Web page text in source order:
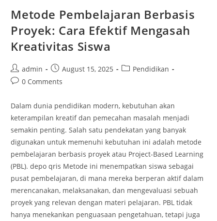
Metode Pembelajaran Berbasis
Proyek: Cara Efektif Mengasah
Kreativitas Siswa
Post
author:
admin
Post
published:
August 15, 2025
PostPendidikan
Post0 Comments
Dalam dunia pendidikan modern, kebutuhan akan
keterampilan kreatif dan pemecahan masalah menjadi
semakin penting. Salah satu pendekatan yang banyak
digunakan untuk memenuhi kebutuhan ini adalah metode
pembelajaran berbasis proyek atau Project-Based Learning
(PBL). depo qris Metode ini menempatkan siswa sebagai
pusat pembelajaran, di mana mereka berperan aktif dalam
merencanakan, melaksanakan, dan mengevaluasi sebuah
proyek yang relevan dengan materi pelajaran. PBL tidak
hanya menekankan penguasaan pengetahuan, tetapi juga